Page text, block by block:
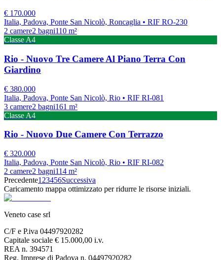
€ 170.000
Italia, Padova, Ponte San Nicolò, Roncaglia • RIF RO-230
2 camere2 bagni110 m²
Classe A4
Rio - Nuovo Tre Camere Al Piano Terra Con
Giardino
€ 380.000
Italia, Padova, Ponte San Nicolò, Rio • RIF RI-081
3 camere2 bagni161 m²
Classe A4
Rio - Nuovo Due Camere Con Terrazzo
€ 320.000
Italia, Padova, Ponte San Nicolò, Rio • RIF RI-082
2 camere2 bagni114 m²
Precedente1 23456Successiva
Caricamento mappa ottimizzato per ridurre le risorse iniziali.
Veneto case srl
C/F e P.iva 04497920282
Capitale sociale € 15.000,00 i.v.
REA n. 394571
Reg. Imprese di Padova n. 04497920282